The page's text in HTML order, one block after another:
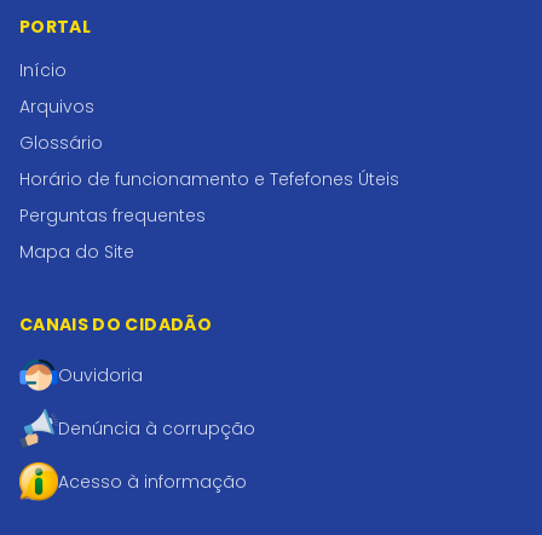
PORTAL
Início
Arquivos
Glossário
Horário de funcionamento e Tefefones Úteis
Perguntas frequentes
Mapa do Site
CANAIS DO CIDADÃO
Ouvidoria
Denúncia à corrupção
Acesso à informação